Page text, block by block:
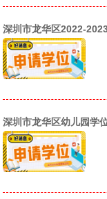
深圳市龙华区2022-
深圳市龙华区幼儿园学